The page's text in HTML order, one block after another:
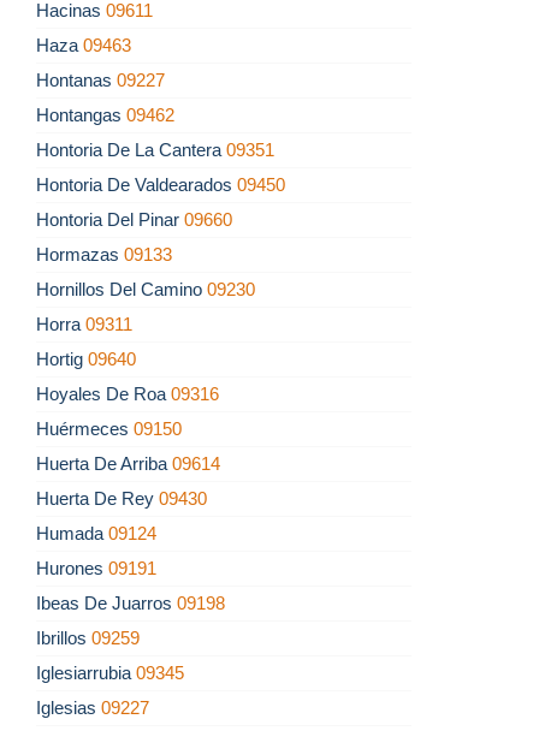
Hacinas 09611
Haza 09463
Hontanas 09227
Hontangas 09462
Hontoria De La Cantera 09351
Hontoria De Valdearados 09450
Hontoria Del Pinar 09660
Hormazas 09133
Hornillos Del Camino 09230
Horra 09311
Hortig 09640
Hoyales De Roa 09316
Huérmeces 09150
Huerta De Arriba 09614
Huerta De Rey 09430
Humada 09124
Hurones 09191
Ibeas De Juarros 09198
Ibrillos 09259
Iglesiarrubia 09345
Iglesias 09227